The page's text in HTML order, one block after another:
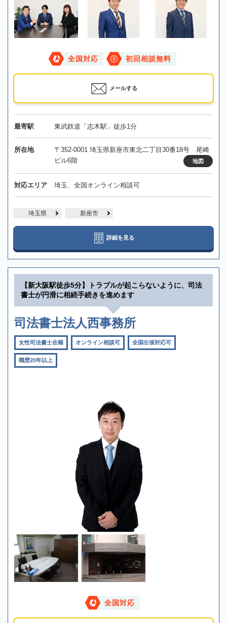
全国対応 初回相談無料
メールする
最寄駅 東武鉄道「志木駅」徒歩1分
所在地
〒352-0001 埼玉県新座市東北二丁目30番18号 尾崎
ビル6階
地図
対応エリア 埼玉、全国オンライン相談可
埼玉県 新座市
詳細を見る
【新大阪駅徒歩5分】トラブルが起こらないように、司法
書士が円滑に相続手続きを進めます
司法書士法人西事務所
女性司法書士在籍 オンライン相談可 全国出張対応可
職歴20年以上
全国対応